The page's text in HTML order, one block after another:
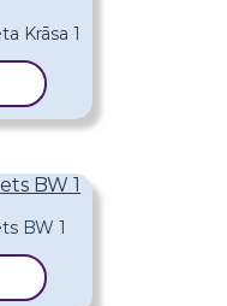
BW 1